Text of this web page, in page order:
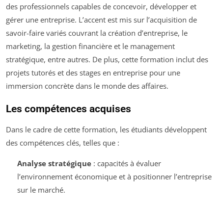
des professionnels capables de concevoir, développer et
gérer une entreprise. L’accent est mis sur l’acquisition de
savoir-faire variés couvrant la création d’entreprise, le
marketing, la gestion financière et le management
stratégique, entre autres. De plus, cette formation inclut des
projets tutorés et des stages en entreprise pour une
immersion concrète dans le monde des affaires.
Les compétences acquises
Dans le cadre de cette formation, les étudiants développent
des compétences clés, telles que :
Analyse stratégique: capacités à évaluer
l’environnement économique et à positionner l’entreprise
sur le marché.